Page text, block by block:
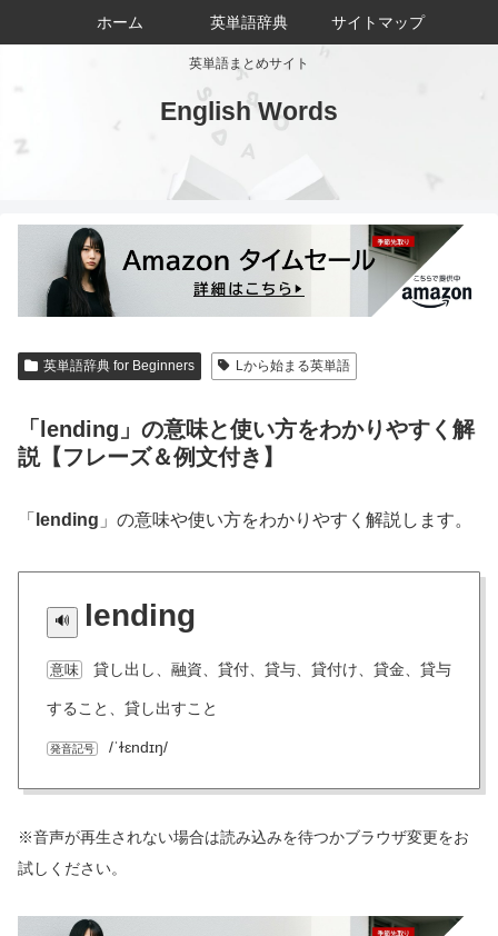
英単語まとめサイト
English Words
ホーム 英単語辞典 サイトマップ
英単語辞典 for Beginners Lから始まる英単語
「lending」の意味と使い方をわかりやすく解
説【フレーズ＆例文付き】
「 lending 」の意味や使い方をわかりやすく解説します。
lending
意味 貸し出し、融資、貸付、貸与、貸付け、貸金、貸与
すること、貸し出すこと
発音記号 /ˈɫɛndɪŋ/
※音声が再生されない場合は読み込みを待つかブラウザ変更をお
試しください。